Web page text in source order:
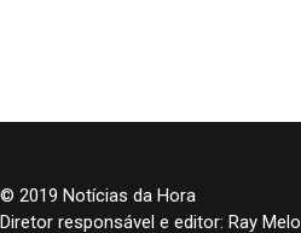
© 2019 Notícias da Hora
Diretor responsável e editor: Ray Melo